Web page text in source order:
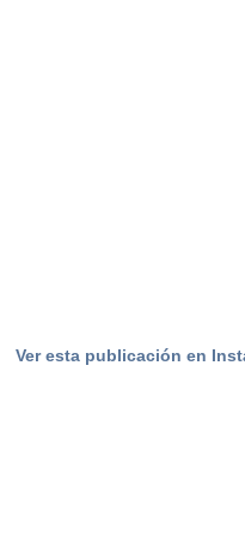
Ver esta publicación en